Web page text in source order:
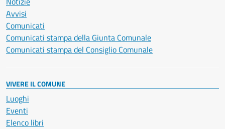
Avvisi
Comunicati
Comunicati stampa della Giunta Comunale
Comunicati stampa del Consiglio Comunale
VIVERE IL COMUNE
Luoghi
Eventi
Elenco libri